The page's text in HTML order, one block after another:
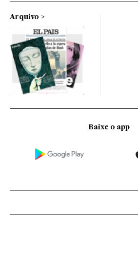
Arquivo
Baixe o app